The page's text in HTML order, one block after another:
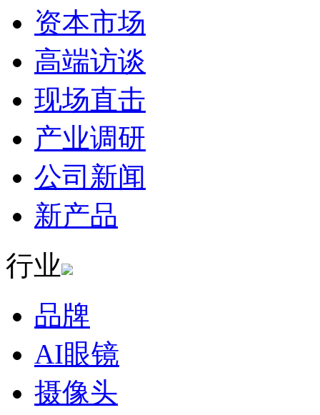
资本市场
高端访谈
现场直击
产业调研
公司新闻
新产品
行业
品牌
AI眼镜
摄像头